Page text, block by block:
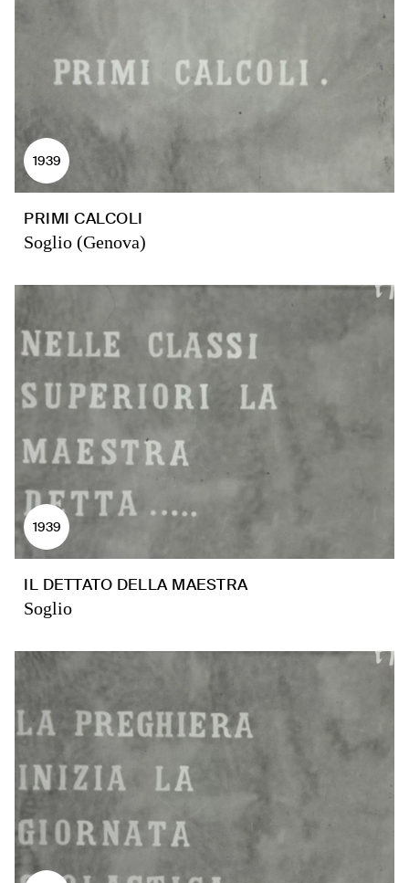
1939
PRIMI CALCOLI
Soglio (Genova)
1939
IL DETTATO DELLA MAESTRA
Soglio